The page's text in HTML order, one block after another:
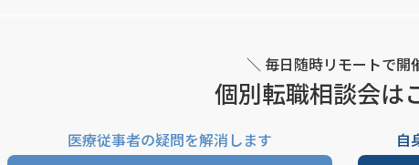
＼ 毎日随時リモートで開
個別転職相談会は
医療従事者の疑問を解消します 自